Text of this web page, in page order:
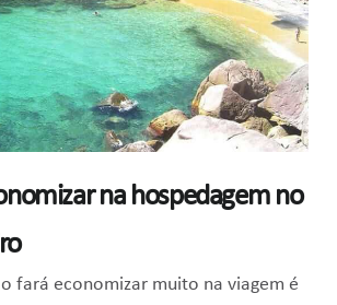
na hospedagem no
fará economizar muito na viagem é